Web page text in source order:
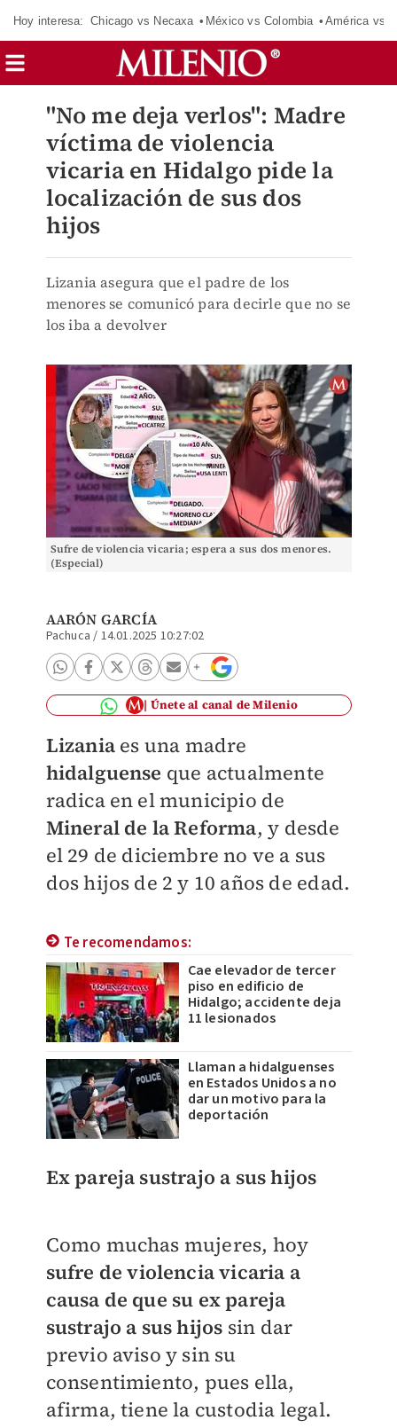
Hoy interesa: Chicago vs Necaxa México vs Colombia América vs
"No me deja verlos": Madre
víctima de violencia
vicaria en Hidalgo pide la
localización de sus dos
hijos
Lizania asegura que el padre de los
menores se comunicó para decirle que no se
los iba a devolver
Sufre de violencia vicaria; espera a sus dos menores.
(Especial)
AARÓN GARCÍA
Pachuca / 14.01.2025 10:27:02
Únete al canal de Milenio
Lizaniaes una madre
hidalguense que actualmente
radica en el municipio de
Mineral de la Reforma, y desde
el 29 de diciembre no ve a sus
dos hijos de 2 y 10 años de edad.
Te recomendamos:
Cae elevador de tercer
piso en edificio de
Hidalgo; accidente deja
11 lesionados
Llaman a hidalguenses
en Estados Unidos a no
dar un motivo para la
deportación
Ex pareja sustrajo a sus hijos
Como muchas mujeres, hoy
sufre de violencia vicaria a
causa de que su ex pareja
sustrajo a sus hijos sin dar
previo aviso y sin su
consentimiento, pues ella,
afirma, tiene la custodia legal.